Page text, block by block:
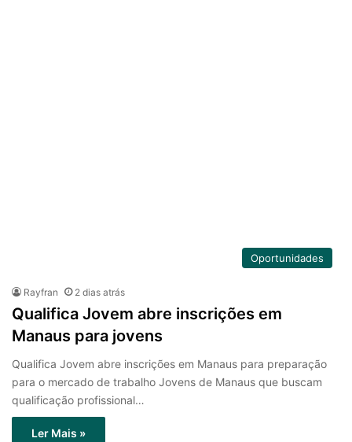
Oportunidades
Rayfran 2 dias atrás
Qualifica Jovem abre inscrições em
Manaus para jovens
Qualifica Jovem abre inscrições em Manaus para preparação
para o mercado de trabalho Jovens de Manaus que buscam
qualificação profissional…
Ler Mais »